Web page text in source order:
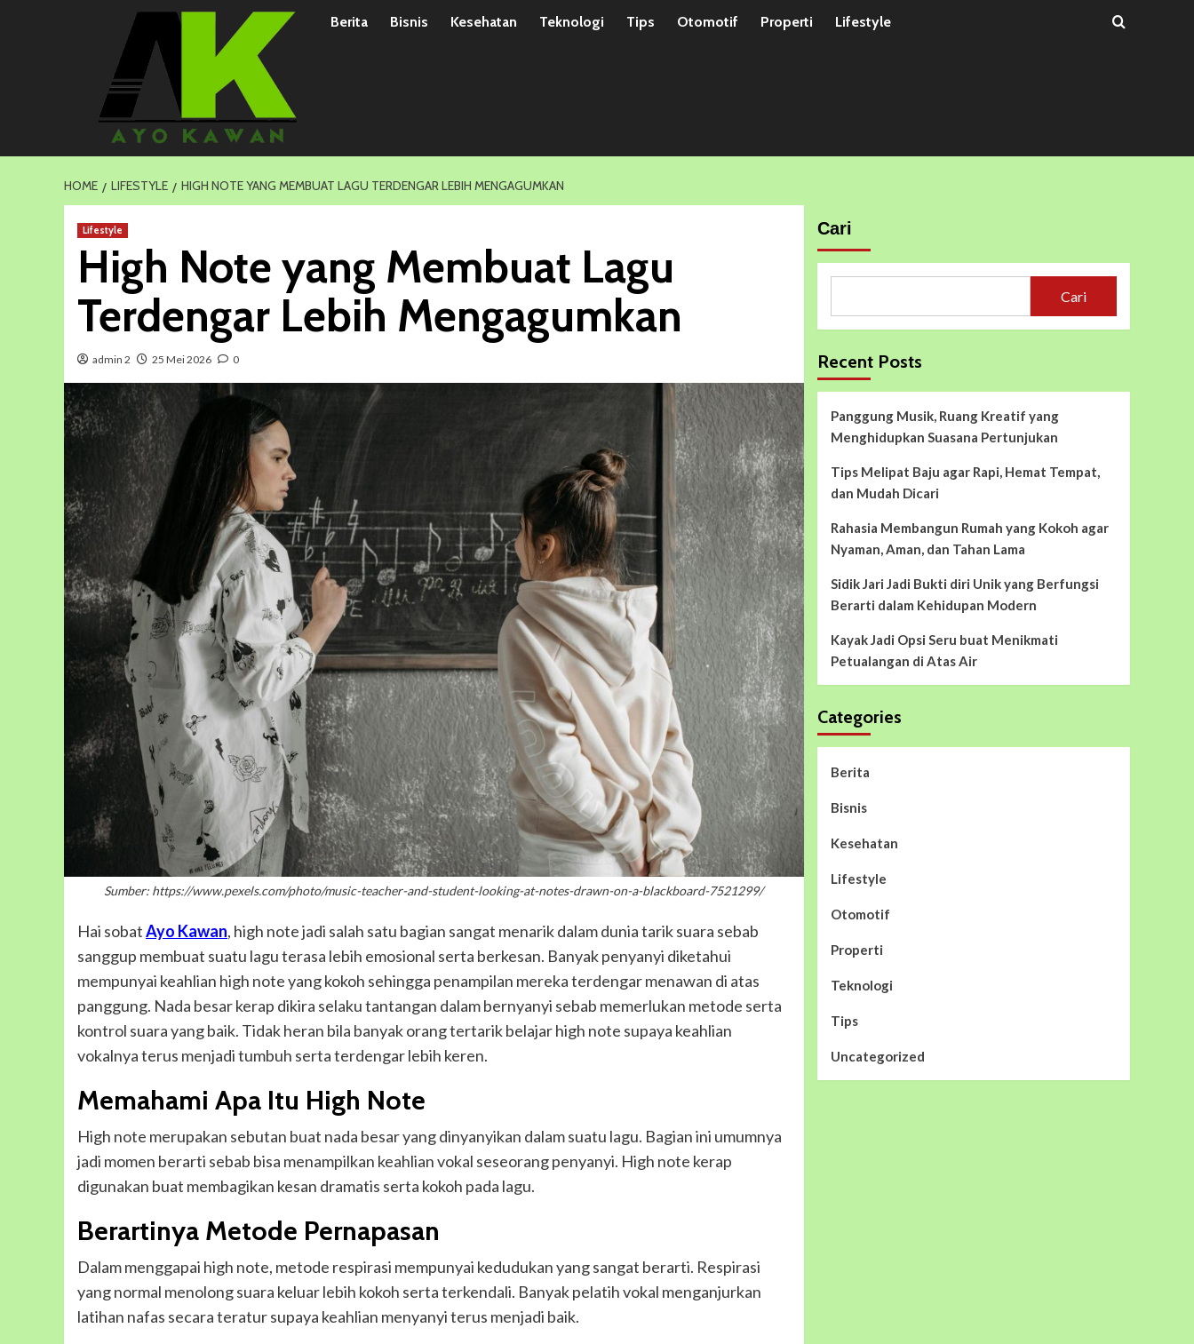
Berita Bisnis Kesehatan Teknologi Tips Otomotif Properti Lifestyle
HOME LIFESTYLE HIGH NOTE YANG MEMBUAT LAGU TERDENGAR LEBIH MENGAGUMKAN
Lifestyle
High Note yang Membuat Lagu
Terdengar Lebih Mengagumkan
admin 2 25 Mei 2026 0
Sumber: https://www.pexels.com/photo/music-teacher-and-student-looking-at-notes-drawn-on-a-blackboard-7521299/
Hai sobatAyo Kawan, high note jadi salah satu bagian sangat menarik dalam dunia tarik suara sebab
sanggup membuat suatu lagu terasa lebih emosional serta berkesan. Banyak penyanyi diketahui
mempunyai keahlian high note yang kokoh sehingga penampilan mereka terdengar menawan di atas
panggung. Nada besar kerap dikira selaku tantangan dalam bernyanyi sebab memerlukan metode serta
kontrol suara yang baik. Tidak heran bila banyak orang tertarik belajar high note supaya keahlian
vokalnya terus menjadi tumbuh serta terdengar lebih keren.
Memahami Apa Itu High Note
High note merupakan sebutan buat nada besar yang dinyanyikan dalam suatu lagu. Bagian ini umumnya
jadi momen berarti sebab bisa menampilkan keahlian vokal seseorang penyanyi. High note kerap
digunakan buat membagikan kesan dramatis serta kokoh pada lagu.
Berartinya Metode Pernapasan
Dalam menggapai high note, metode respirasi mempunyai kedudukan yang sangat berarti. Respirasi
yang normal menolong suara keluar lebih kokoh serta terkendali. Banyak pelatih vokal menganjurkan
latihan nafas secara teratur supaya keahlian menyanyi terus menjadi baik.
Cari
Cari
Recent Posts
Panggung Musik, Ruang Kreatif yang
Menghidupkan Suasana Pertunjukan
Tips Melipat Baju agar Rapi, Hemat Tempat,
dan Mudah Dicari
Rahasia Membangun Rumah yang Kokoh agar
Nyaman, Aman, dan Tahan Lama
Sidik Jari Jadi Bukti diri Unik yang Berfungsi
Berarti dalam Kehidupan Modern
Kayak Jadi Opsi Seru buat Menikmati
Petualangan di Atas Air
Categories
Berita
Bisnis
Kesehatan
Lifestyle
Otomotif
Properti
Teknologi
Tips
Uncategorized